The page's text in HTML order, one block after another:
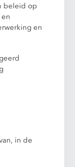
beleid op
en
in de